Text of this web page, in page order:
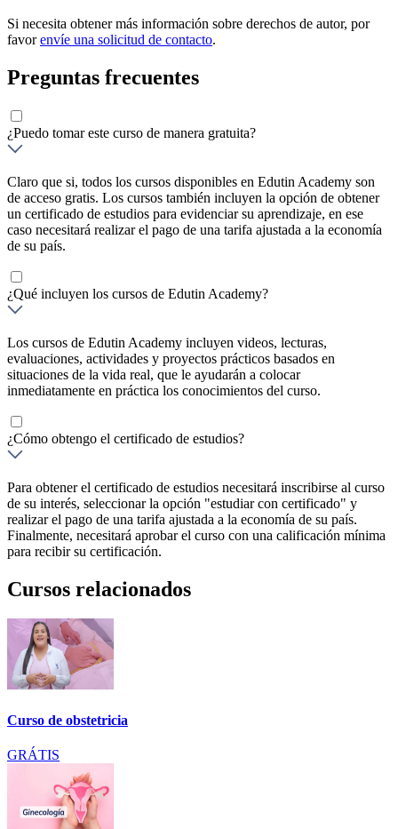
Si necesita obtener más información sobre derechos de autor, por
favorenvíe una solicitud de contacto.
Preguntas frecuentes
¿Puedo tomar este curso de manera gratuita?
Claro que si, todos los cursos disponibles en Edutin Academy son
de acceso gratis. Los cursos también incluyen la opción de obtener
un certificado de estudios para evidenciar su aprendizaje, en ese
caso necesitará realizar el pago de una tarifa ajustada a la economía
de su país.
¿Qué incluyen los cursos de Edutin Academy?
Los cursos de Edutin Academy incluyen videos, lecturas,
evaluaciones, actividades y proyectos prácticos basados en
situaciones de la vida real, que le ayudarán a colocar
inmediatamente en práctica los conocimientos del curso.
¿Cómo obtengo el certificado de estudios?
Para obtener el certificado de estudios necesitará inscribirse al curso
de su interés, seleccionar la opción "estudiar con certificado" y
realizar el pago de una tarifa ajustada a la economía de su país.
Finalmente, necesitará aprobar el curso con una calificación mínima
para recibir su certificación.
Cursos relacionados
Curso de obstetricia
GRÁTIS